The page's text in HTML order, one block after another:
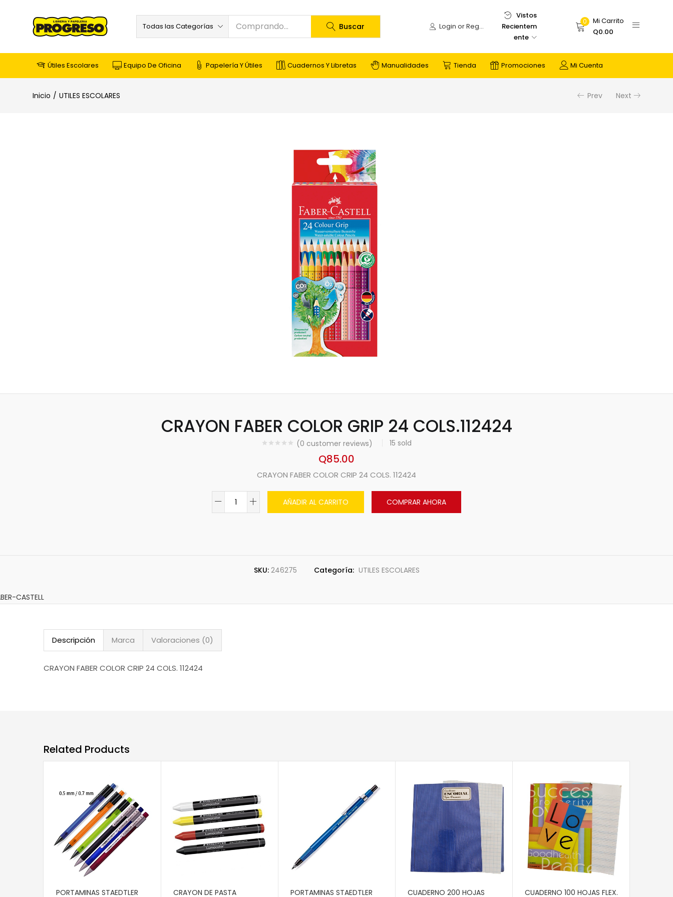
Todas las Categorías Buscar Login or Register
Vistos
Recientem
ente
0
Mi Carrito
Q0.00
Útiles Escolares Equipo De Oficina Papelería Y Útiles Cuadernos Y Libretas Manualidades Tienda Promociones Mi Cuenta
Inicio UTILES ESCOLARES Prev Next
CRAYON FABER COLOR GRIP 24 COLS.112424
(0 customer reviews) 15 sold
Q85.00
CRAYON FABER COLOR CRIP 24 COLS. 112424
AÑADIR AL CARRITO COMPRAR AHORA
SKU: 246275 Categoría: UTILES ESCOLARES
CASTELL
Descripción Marca Valoraciones (0)
CRAYON FABER COLOR CRIP 24 COLS. 112424
Related Products
PORTAMINAS STAEDTLER CRAYON DE PASTA PORTAMINAS STAEDTLER CUADERNO 200 HOJAS CUADERNO 100 HOJAS FLEX.